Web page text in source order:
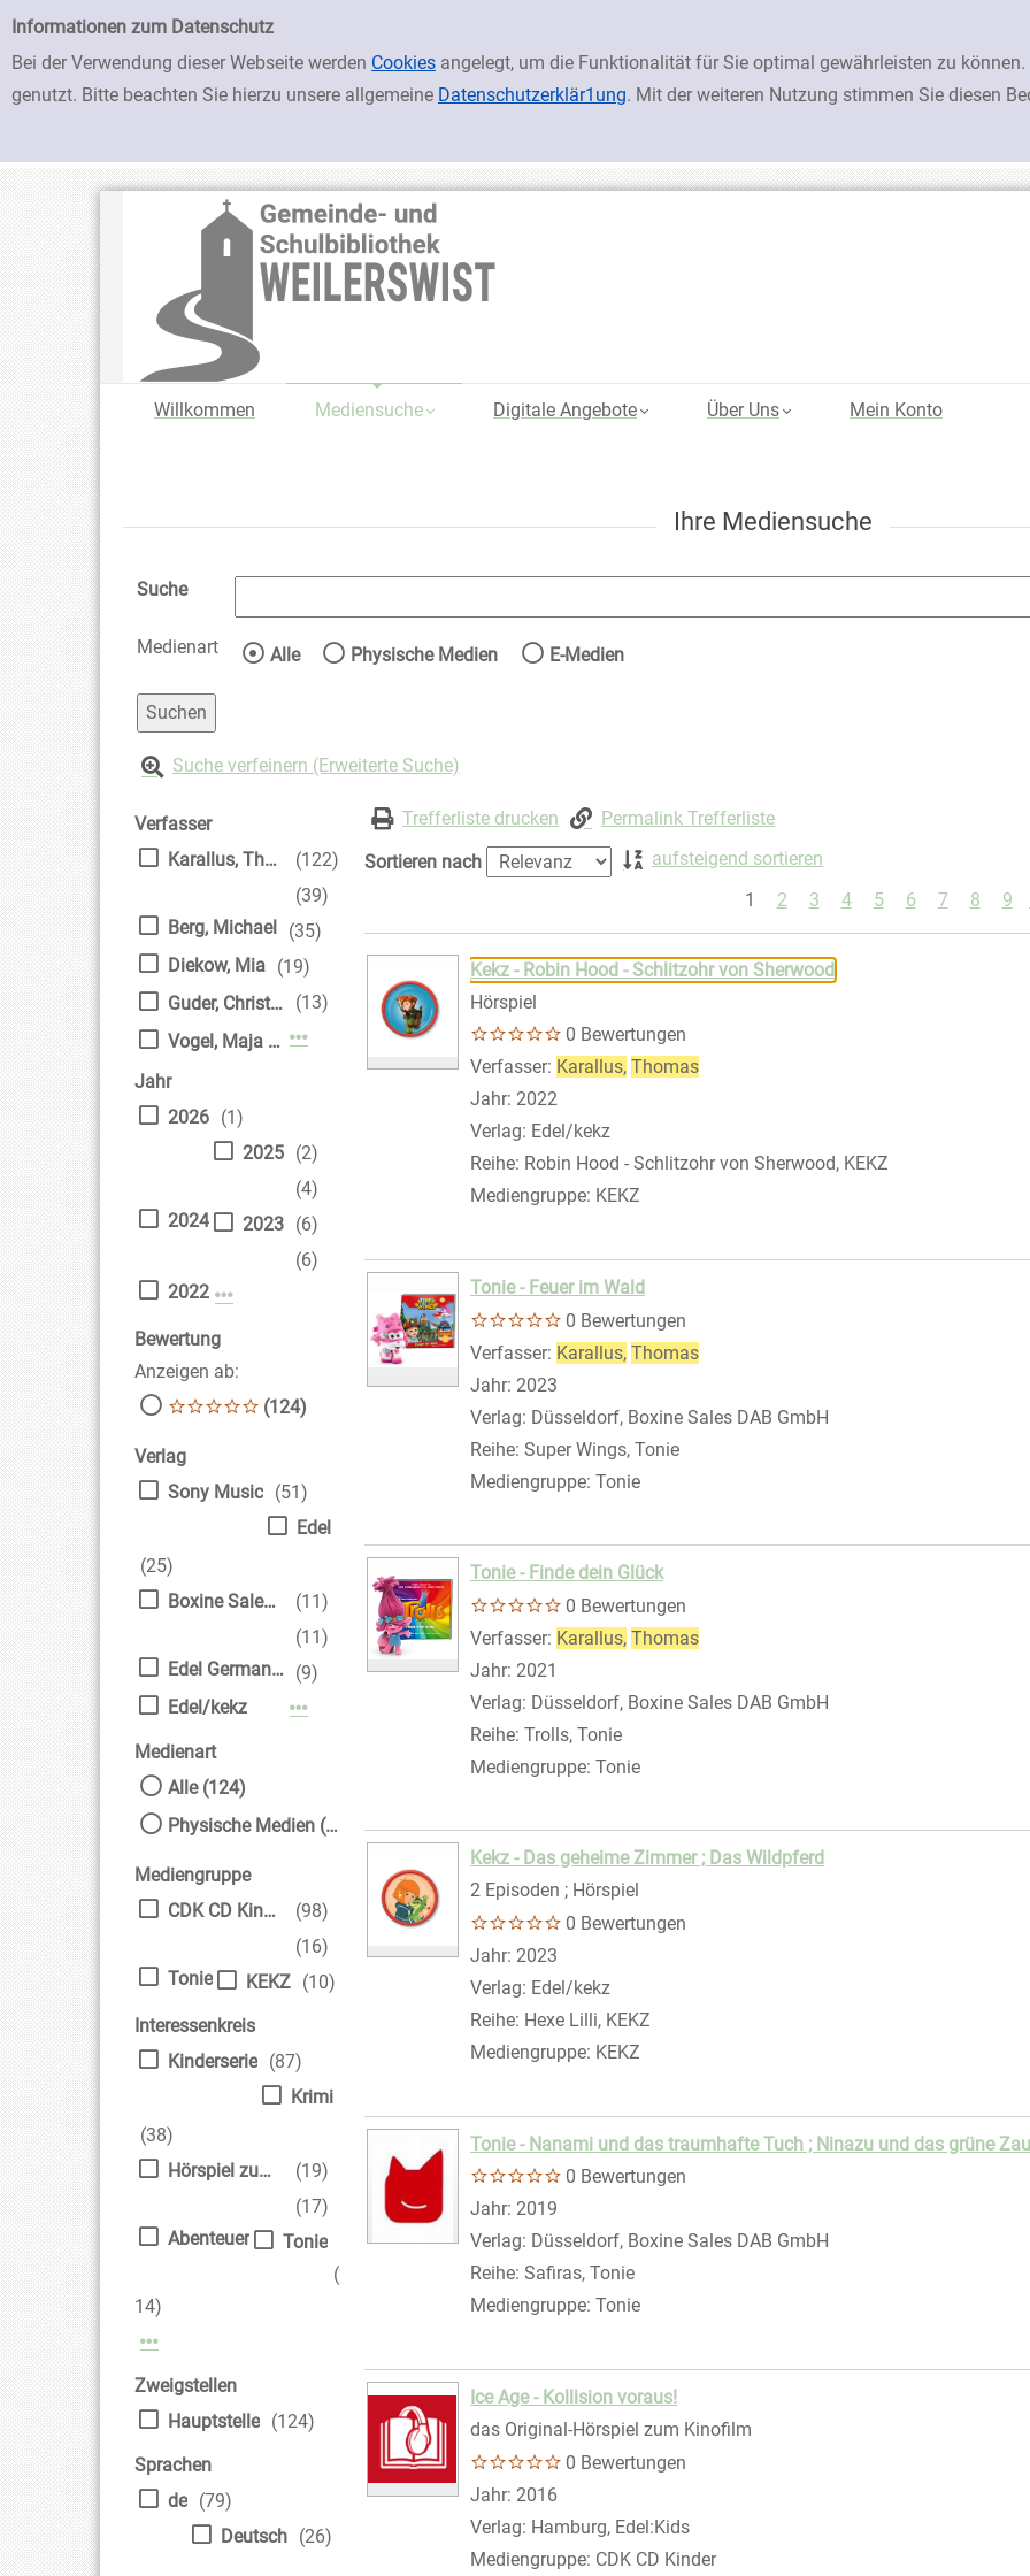
Einfache Suche
Informationen zum Datenschutz
Bei der Verwendung dieser Webseite werden Cookies angelegt, um die Funktionalität für Sie optimal gewährleisten zu
genutzt. Bitte beachten Sie hierzu unsere allgemeine Datenschutzerklär1ung. Mit der weiteren Nutzung stimmen Sie diesen
zur Navigation springen
zum Inhalt springen
Zu den Suchfiltern springen
Zur Trefferliste springen
Willkommen Mediensuche Digitale Angebote Über Uns Mein Konto
Ihre Mediensuche
Suche
Medienart Wählen Sie die Medienart nach der Sie suchen wollen.
Alle Physische Medien E-Medien
Suche verfeinern (Erweiterte Suche)
Suchfilter
Zur Trefferliste springen
Verfasser
Karallus, Thomas
(122)
Berg, Michael
(39)
Diekow, Mia
(35)
Guder, Christoph
(19)
Vogel, Maja von
(13)
Mehr Verfasser-Filter anzeigen
Jahr
2026 (1)
2025 (2)
2024
(4)
2023 (6)
2022
(6)
Mehr Jahr-Filter anzeigen
Bewertung
Anzeigen ab:
(124)
Verlag
Sony Music (51)
Edel
(25)
Boxine Sales DAB GmbH
(11)
Edel Germany GmbH
(11)
Edel/kekz
(9)
Mehr Verlag-Filter anzeigen
Medienart
Alle (124)
Physische Medien (124)
Mediengruppe
CDK CD Kinder
(98)
Tonie
(16)
KEKZ (10)
Interessenkreis
Kinderserie (87)
Krimi
(38)
Hörspiel zum Film
(19)
Abenteuer
(17)
Tonie
(
14)
Zweigstellen
Hauptstelle (124)
Sprachen
de (79)
Deutsch (26)
Trefferliste drucken
Permalink Trefferliste
Sortieren nach
aufsteigend sortieren
1
2 3 4 5 6 7 8 9
Suchergebnis
Zu den Suchfiltern springen
Kekz - Robin Hood - Schlitzohr von Sherwood
Hörspiel
0 Bewertungen
Verfasser: Karallus, Thomas
Jahr: 2022
Verlag: Edel/kekz
Reihe: Robin Hood - Schlitzohr von Sherwood, KEKZ
Mediengruppe: KEKZ
Tonie - Feuer im Wald
0 Bewertungen
Verfasser: Karallus, Thomas
Jahr: 2023
Verlag: Düsseldorf, Boxine Sales DAB GmbH
Reihe: Super Wings, Tonie
Mediengruppe: Tonie
Tonie - Finde dein Glück
0 Bewertungen
Verfasser: Karallus, Thomas
Jahr: 2021
Verlag: Düsseldorf, Boxine Sales DAB GmbH
Reihe: Trolls, Tonie
Mediengruppe: Tonie
Kekz - Das geheime Zimmer ; Das Wildpferd
2 Episoden ; Hörspiel
0 Bewertungen
Suche nach diesem Verfasser
Jahr: 2023
Verlag: Edel/kekz
Reihe: Hexe Lilli, KEKZ
Mediengruppe: KEKZ
Tonie - Nanami und das traumhafte Tuch ; Ninazu und das grüne
0 Bewertungen
Suche nach diesem Verfasser
Jahr: 2019
Verlag: Düsseldorf, Boxine Sales DAB GmbH
Reihe: Safiras, Tonie
Mediengruppe: Tonie
Ice Age - Kollision voraus!
das Original-Hörspiel zum Kinofilm
0 Bewertungen
Suche nach diesem Verfasser
Jahr: 2016
Verlag: Hamburg, Edel:Kids
Mediengruppe: CDK CD Kinder